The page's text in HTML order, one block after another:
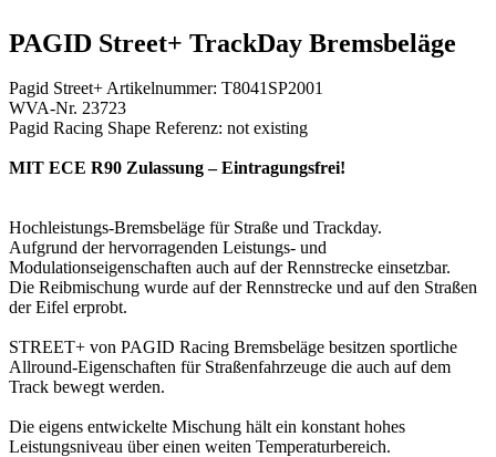
PAGID Street+ TrackDay Bremsbeläge
Pagid Street+ Artikelnummer: T8041SP2001
WVA-Nr. 23723
Pagid Racing Shape Referenz: not existing
MIT ECE R90 Zulassung – Eintragungsfrei!
Hochleistungs-Bremsbeläge für Straße und Trackday.
Aufgrund der hervorragenden Leistungs- und
Modulationseigenschaften auch auf der Rennstrecke einsetzbar.
Die Reibmischung wurde auf der Rennstrecke und auf den Straßen
der Eifel erprobt.
STREET+ von PAGID Racing Bremsbeläge besitzen sportliche
Allround-Eigenschaften für Straßenfahrzeuge die auch auf dem
Track bewegt werden.
Die eigens entwickelte Mischung hält ein konstant hohes
Leistungsniveau über einen weiten Temperaturbereich.